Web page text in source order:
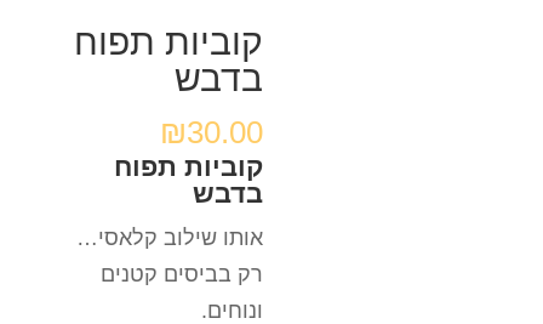
קוביות תפוח
בדבש
₪30.00
קוביות תפוח
בדבש
אותו שילוב קלאסי…
רק בביסים קטנים
ונוחים.